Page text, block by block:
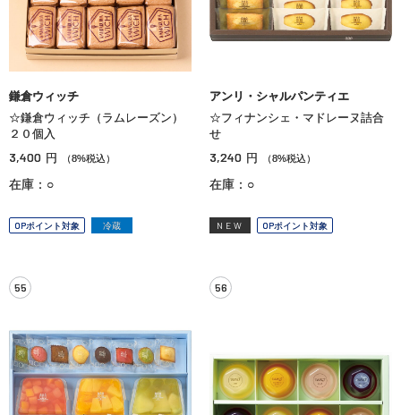
鎌倉ウィッチ
☆鎌倉ウィッチ（ラムレーズン）
２０個入
3,400 円 （8%税込）
在庫：○
OPポイント対象 冷蔵
アンリ・シャルパンティエ
☆フィナンシェ・マドレーヌ詰合
せ
3,240 円 （8%税込）
在庫：○
NEW OPポイント対象
55 56